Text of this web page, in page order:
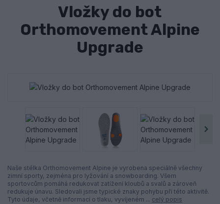
Vložky do bot
Orthomovement Alpine
Upgrade
Naše stélka Orthomovement Alpine je vyrobena speciálně všechny
zimní sporty, zejména pro lyžování a snowboarding. Všem
sportovcům pomáhá redukovat zatížení kloubů a svalů a zároveň
redukuje únavu. Sledovali jsme typické znaky pohybu při této aktivitě.
Tyto údaje, včetně informací o tlaku, vyvíjeném ... celý popis